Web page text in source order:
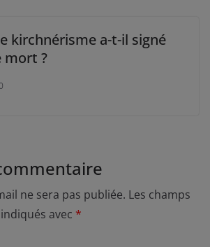
kirchnérisme a-t-il signé
mort ?
ne sera pas publiée. Les champs
avec *